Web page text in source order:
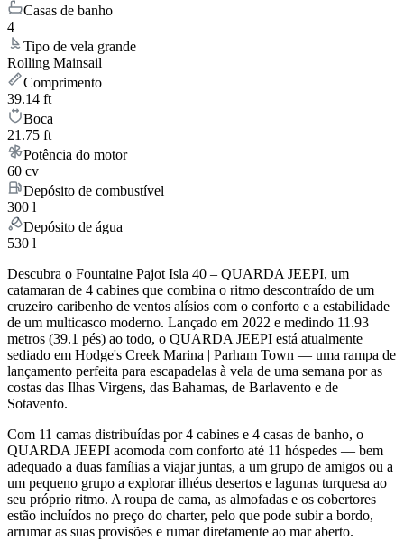
Casas de banho
4
Tipo de vela grande
Rolling Mainsail
Comprimento
39.14 ft
Boca
21.75 ft
Potência do motor
60 cv
Depósito de combustível
300 l
Depósito de água
530 l
Descubra o Fountaine Pajot Isla 40 – QUARDA JEEPI, um
catamaran de 4 cabines que combina o ritmo descontraído de um
cruzeiro caribenho de ventos alísios com o conforto e a estabilidade
de um multicasco moderno. Lançado em 2022 e medindo 11.93
metros (39.1 pés) ao todo, o QUARDA JEEPI está atualmente
sediado em Hodge's Creek Marina | Parham Town — uma rampa de
lançamento perfeita para escapadelas à vela de uma semana por as
costas das Ilhas Virgens, das Bahamas, de Barlavento e de
Sotavento.
Com 11 camas distribuídas por 4 cabines e 4 casas de banho, o
QUARDA JEEPI acomoda com conforto até 11 hóspedes — bem
adequado a duas famílias a viajar juntas, a um grupo de amigos ou a
um pequeno grupo a explorar ilhéus desertos e lagunas turquesa ao
seu próprio ritmo. A roupa de cama, as almofadas e os cobertores
estão incluídos no preço do charter, pelo que pode subir a bordo,
arrumar as suas provisões e rumar diretamente ao mar aberto.